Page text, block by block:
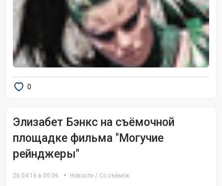
0
Элизабет Бэнкс на съёмочной
площадке фильма "Могучие
рейнджеры"
26.04.16 в 00:06 Новости / Со съёмок